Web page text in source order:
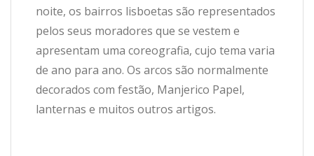
noite, os bairros lisboetas são representados
pelos seus moradores que se vestem e
apresentam uma coreografia, cujo tema varia
de ano para ano. Os arcos são normalmente
decorados com festão, Manjerico Papel,
lanternas e muitos outros artigos.